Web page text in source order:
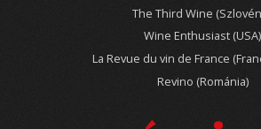
The Third Wine
Wine Enthusiast (USA)
La Revue du vin de France
Revino (Románia)